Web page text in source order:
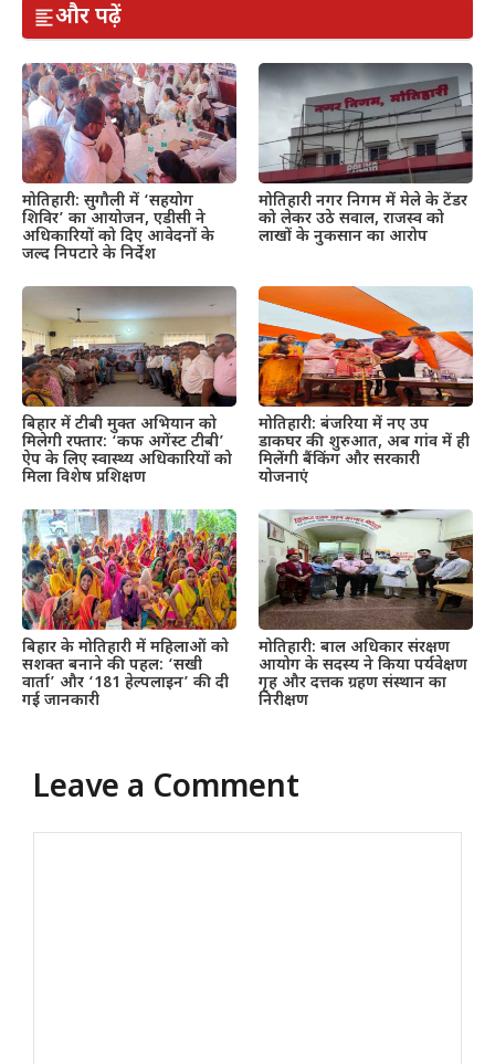
और पढ़ें
मोतिहारी: सुगौली में ‘सहयोग
शिविर’ का आयोजन, एडीसी ने
अधिकारियों को दिए आवेदनों के
जल्द निपटारे के निर्देश
मोतिहारी नगर निगम में मेले के टेंडर
को लेकर उठे सवाल, राजस्व को
लाखों के नुकसान का आरोप
बिहार में टीबी मुक्त अभियान को
मिलेगी रफ्तार: ‘कफ अगेंस्ट टीबी’
ऐप के लिए स्वास्थ्य अधिकारियों को
मिला विशेष प्रशिक्षण
मोतिहारी: बंजरिया में नए उप
डाकघर की शुरुआत, अब गांव में ही
मिलेंगी बैंकिंग और सरकारी
योजनाएं
बिहार के मोतिहारी में महिलाओं को
सशक्त बनाने की पहल: ‘सखी
वार्ता’ और ‘181 हेल्पलाइन’ की दी
गई जानकारी
मोतिहारी: बाल अधिकार संरक्षण
आयोग के सदस्य ने किया पर्यवेक्षण
गृह और दत्तक ग्रहण संस्थान का
निरीक्षण
Leave a Comment